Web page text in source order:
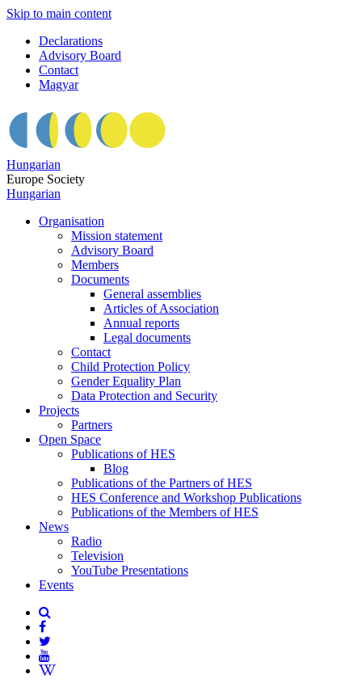
Skip to main content
Declarations
Advisory Board
Contact
Magyar
Hungarian
Europe Society
Hungarian
Organisation
Mission statement
Advisory Board
Members
Documents
General assemblies
Articles of Association
Annual reports
Legal documents
Contact
Child Protection Policy
Gender Equality Plan
Data Protection and Security
Projects
Partners
Open Space
Publications of HES
Blog
Publications of the Partners of HES
HES Conference and Workshop Publications
Publications of the Members of HES
News
Radio
Television
YouTube Presentations
Events